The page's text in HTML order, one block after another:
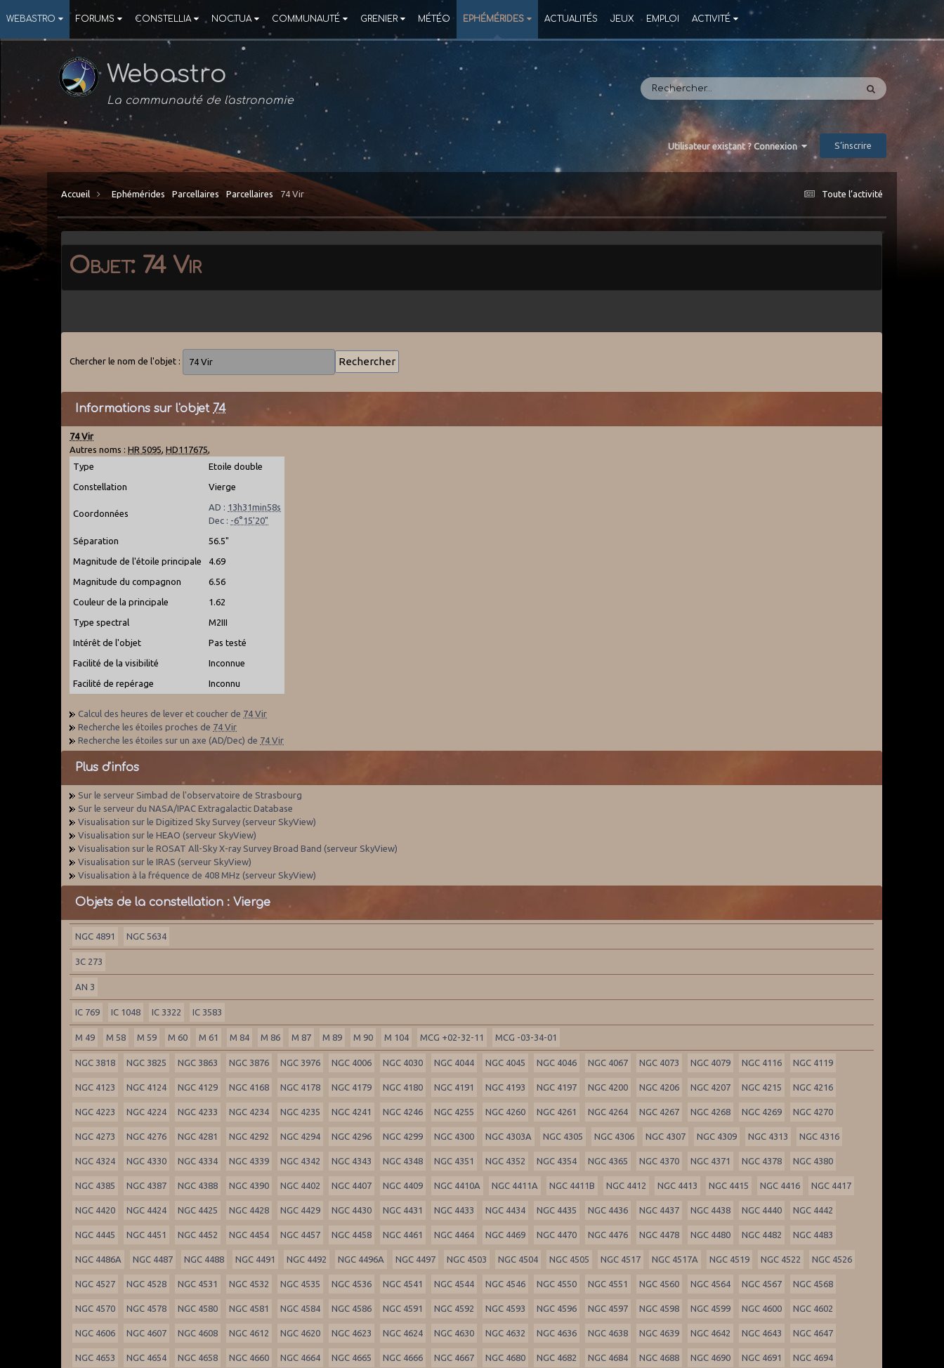
WEBASTRO FORUMS CONSTELLIA NOCTUA COMMUNAUTÉ GRENIER MÉTÉO EPHÉMÉRIDES ACTUALITÉS JEUX EMPLOI ACTIVITÉ
Webastro
La communauté de l'astronomie
Utilisateur existant ? Connexion S’inscrire
Toute l’activité
Accueil Ephémérides Parcellaires Parcellaires 74 Vir
Objet: 74 Vir
Chercher le nom de l'objet :
Informations sur l'objet 74
74 Vir
Autres noms :HR 5095 ,HD117675
Type
Etoile double
Constellation Vierge
Coordonnées
AD : 13h31min58s
Dec : -6°15'20"
Séparation 56.5"
Magnitude de l'étoile principale 4.69
Magnitude du compagnon 6.56
Couleur de la principale 1.62
Type spectral M2III
Intérêt de l'objet Pas testé
Facilité de la visibilité Inconnue
Facilité de repérage Inconnu
Calcul des heures de lever et coucher de 74 Vir
Recherche les étoiles proches de 74 Vir
Recherche les étoiles sur un axe (AD/Dec) de 74 Vir
Plus d'infos
Sur le serveur Simbad de l'observatoire de Strasbourg
Sur le serveur du NASA/IPAC Extragalactic Database
Visualisation sur le Digitized Sky Survey (serveur SkyView)
Visualisation sur le HEAO (serveur SkyView)
Visualisation sur le ROSAT All-Sky X-ray Survey Broad Band (serveur SkyView)
Visualisation sur le IRAS (serveur SkyView)
Visualisation à la fréquence de 408 MHz (serveur SkyView)
Objets de la constellation : Vierge
NGC 4891 NGC 5634
3C 273
AN 3
IC 769 IC 1048 IC 3322 IC 3583
M 49 M 58 M 59 M 60 M 61 M 84 M 86 M 87 M 89 M 90 M 104 MCG +02-32-11 MCG -03-34-01
NGC 3818 NGC 3825 NGC 3863 NGC 3876 NGC 3976 NGC 4006 NGC 4030 NGC 4044 NGC 4045 NGC 4046 NGC 4067 NGC 4073 NGC 4079 NGC 4116 NGC 4119
NGC 4123 NGC 4124 NGC 4129 NGC 4168 NGC 4178 NGC 4179 NGC 4180 NGC 4191 NGC 4193 NGC 4197 NGC 4200 NGC 4206 NGC 4207 NGC 4215 NGC 4216
NGC 4223 NGC 4224 NGC 4233 NGC 4234 NGC 4235 NGC 4241 NGC 4246 NGC 4255 NGC 4260 NGC 4261 NGC 4264 NGC 4267 NGC 4268 NGC 4269 NGC 4270
NGC 4273 NGC 4276 NGC 4281 NGC 4292 NGC 4294 NGC 4296 NGC 4299 NGC 4300 NGC 4303A NGC 4305 NGC 4306 NGC 4307 NGC 4309 NGC 4313 NGC 4316
NGC 4324 NGC 4330 NGC 4334 NGC 4339 NGC 4342 NGC 4343 NGC 4348 NGC 4351 NGC 4352 NGC 4354 NGC 4365 NGC 4370 NGC 4371 NGC 4378 NGC 4380
NGC 4385 NGC 4387 NGC 4388 NGC 4390 NGC 4402 NGC 4407 NGC 4409 NGC 4410A NGC 4411A NGC 4411B NGC 4412 NGC 4413 NGC 4415 NGC 4416 NGC 4417
NGC 4420 NGC 4424 NGC 4425 NGC 4428 NGC 4429 NGC 4430 NGC 4431 NGC 4433 NGC 4434 NGC 4435 NGC 4436 NGC 4437 NGC 4438 NGC 4440 NGC 4442
NGC 4445 NGC 4451 NGC 4452 NGC 4454 NGC 4457 NGC 4458 NGC 4461 NGC 4464 NGC 4469 NGC 4470 NGC 4476 NGC 4478 NGC 4480 NGC 4482 NGC 4483
NGC 4486A NGC 4487 NGC 4488 NGC 4491 NGC 4492 NGC 4496A NGC 4497 NGC 4503 NGC 4504 NGC 4505 NGC 4517 NGC 4517A NGC 4519 NGC 4522 NGC 4526
NGC 4527 NGC 4528 NGC 4531 NGC 4532 NGC 4535 NGC 4536 NGC 4541 NGC 4544 NGC 4546 NGC 4550 NGC 4551 NGC 4560 NGC 4564 NGC 4567 NGC 4568
NGC 4570 NGC 4578 NGC 4580 NGC 4581 NGC 4584 NGC 4586 NGC 4591 NGC 4592 NGC 4593 NGC 4596 NGC 4597 NGC 4598 NGC 4599 NGC 4600 NGC 4602
NGC 4606 NGC 4607 NGC 4608 NGC 4612 NGC 4620 NGC 4623 NGC 4624 NGC 4630 NGC 4632 NGC 4636 NGC 4638 NGC 4639 NGC 4642 NGC 4643 NGC 4647
NGC 4653 NGC 4654 NGC 4658 NGC 4660 NGC 4664 NGC 4665 NGC 4666 NGC 4667 NGC 4680 NGC 4682 NGC 4684 NGC 4688 NGC 4690 NGC 4691 NGC 4694